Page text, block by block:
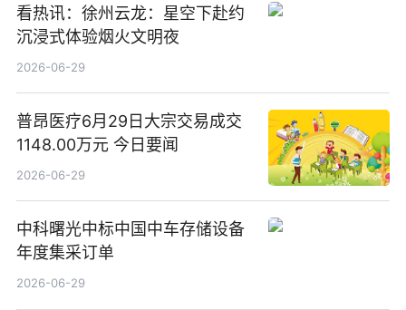
看热讯：徐州云龙：星空下赴约
沉浸式体验烟火文明夜
2026-06-29
普昂医疗6月29日大宗交易成交
1148.00万元 今日要闻
2026-06-29
中科曙光中标中国中车存储设备
年度集采订单
2026-06-29